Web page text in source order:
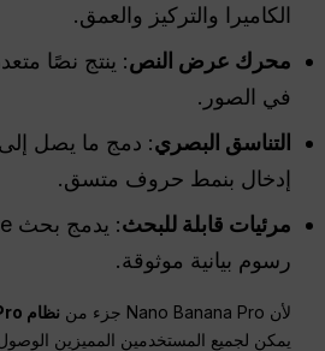
الكاميرا والتركيز والعمق.
محرك عرض النص: ينتج نصًا
في الصور.
التناسق البصري
إدخال بنمط حروف متسق.
مرئيات قابلة للبحث
رسوم بيانية موثوقة.
لأن Nano Banana Pro جزء من نظام Gemini 3 Pro البيئي
يمكن لجميع المستخدمين المميزين الوصول